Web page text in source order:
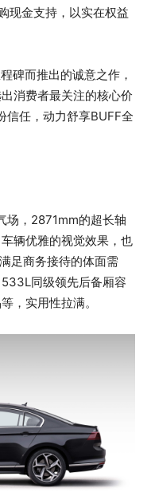
现金支持，以实在权益
碑而推出的诚意之作，
消费者最关注的核心价
信任，动力舒享BUFF全
场，2871mm的超长轴
辆优雅的视觉效果，也
足商务接待的体面需
同级领先后备厢容
，实用性拉满。